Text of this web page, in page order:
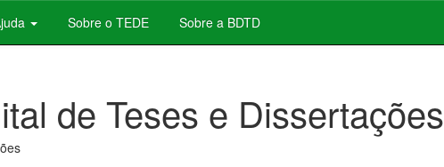
Sobre o TEDE Sobre a BDTD
de Teses e Dissertações